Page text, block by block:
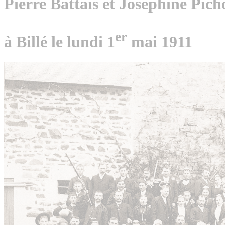
Pierre Battais et Joséphine
à Billé le lundi 1er mai 1911